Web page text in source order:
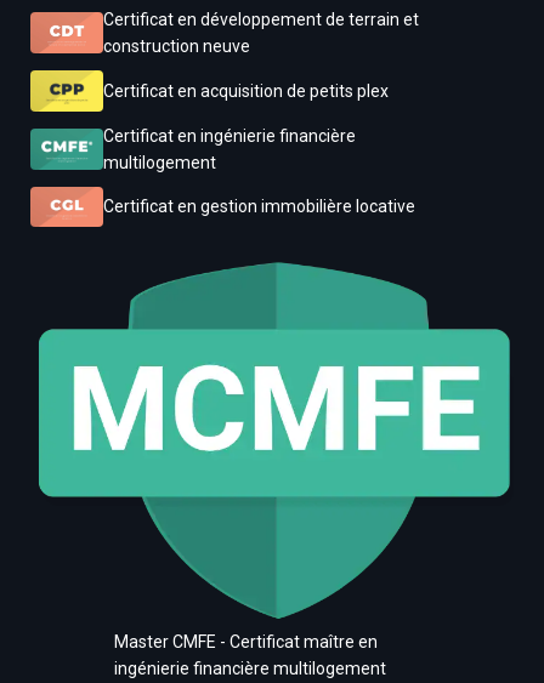
Certificat en développement de terrain et
construction neuve
Certificat en acquisition de petits plex
Certificat en ingénierie financière
multilogement
Certificat en gestion immobilière locative
Master CMFE - Certificat maître en
ingénierie financière multilogement